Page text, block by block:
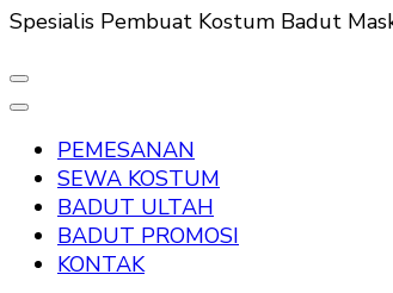
Spesialis Pembuat Kostum Badut
PEMESANAN
SEWA KOSTUM
BADUT ULTAH
BADUT PROMOSI
KONTAK